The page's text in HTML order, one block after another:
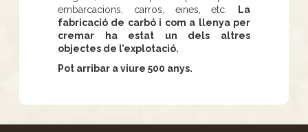
embarcacions, carros, eines, etc.
La
fabricació de carbó i com a llenya per
cremar ha estat un dels altres
objectes de l’explotació.
Pot arribar a viure 500 anys.